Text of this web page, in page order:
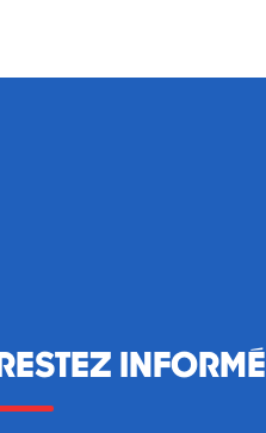
RESTEZ INFORMÉ